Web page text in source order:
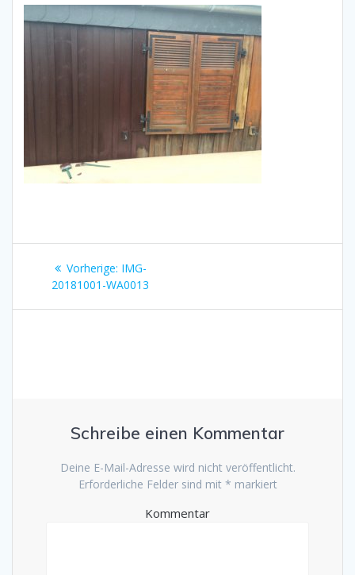
Beitragsnavigation
Vorherige: Vorheriger
Beitrag:
IMG-
20181001-WA0013
Schreibe einen Kommentar
Deine E-Mail-Adresse wird nicht veröffentlicht.
Erforderliche Felder sind mit * markiert
Kommentar